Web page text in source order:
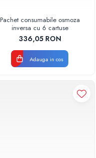
Pachet consumabile osmoza
inversa cu 6 cartuse
336,05 RON
Adauga in cos